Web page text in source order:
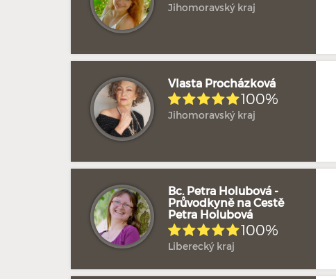
Jihomoravský kraj
Vlasta Procházková
100%
Jihomoravský kraj
Bc. Petra Holubová -
Průvodkyně na Cestě
Petra Holubová
100%
Liberecký kraj